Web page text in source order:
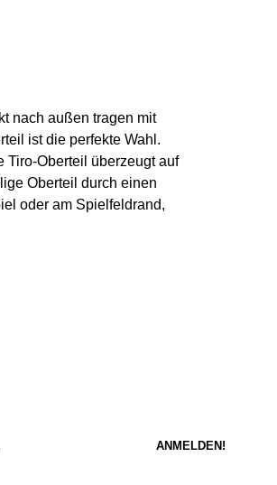
nach außen tragen mit
ist die perfekte Wahl.
Tiro-Oberteil überzeugt auf
Oberteil durch einen
oder am Spielfeldrand,